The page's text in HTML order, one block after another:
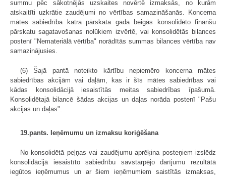
summu pēc sākotnējās uzskaites novērtē izmaksās, no kurām
atskaitīti uzkrātie zaudējumi no vērtības samazināšanās. Koncerna
mātes sabiedrība katra pārskata gada beigās konsolidēto finanšu
pārskatu sagatavošanas nolūkiem izvērtē, vai konsolidētās bilances
postenī "Nemateriālā vērtība" norādītās summas bilances vērtība nav
samazinājusies.
(6) Šajā pantā noteikto kārtību nepiemēro koncerna mātes
sabiedrības akcijām vai daļām, kas ir šīs mātes sabiedrības vai
kādas konsolidācijā iesaistītās meitas sabiedrības īpašumā.
Konsolidētajā bilancē šādas akcijas un daļas norāda postenī "Pašu
akcijas un daļas".
19.pants. Ieņēmumu un izmaksu koriģēšana
No konsolidētā peļņas vai zaudējumu aprēķina posteņiem izslēdz
konsolidācijā iesaistīto sabiedrību savstarpējo darījumu rezultātā
iegūtos ieņēmumus un ar šiem ieņēmumiem saistītās izmaksas,